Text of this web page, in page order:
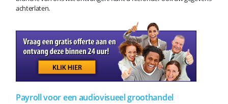
achterlaten.
Payroll voor een audiovisueel groothandel